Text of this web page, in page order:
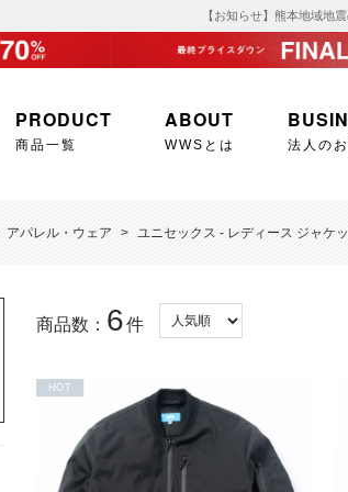
【お知らせ】熊本地域地
PRODUCT
商品一覧
ABOUT
WWSとは 法人の
アパレル・ウェア > ユニセックス - レディース ジャケ
商品数： 6件
HOT